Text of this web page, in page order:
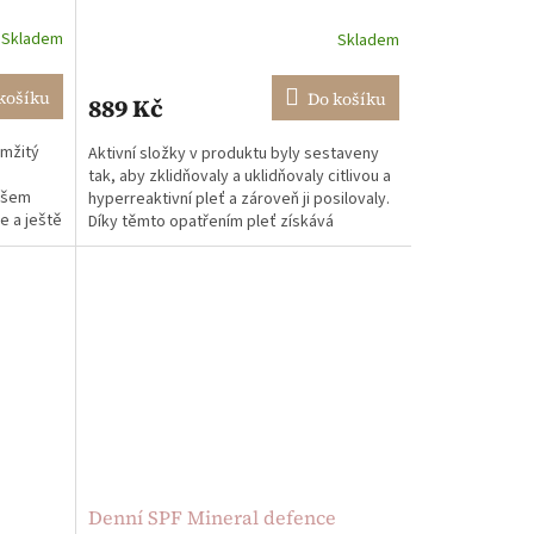
Skladem
a ještě
Skladem
889 Kč Do košíku
Aktivní složky v produktu byly sestaveny
tak, aby zklidňovaly a uklidňovaly citlivou a
hyperreaktivní pleť a zároveň ji posilovaly.
Díky těmto opatřením pleť získává
vitalitu,...
Denní SPF Mineral defence